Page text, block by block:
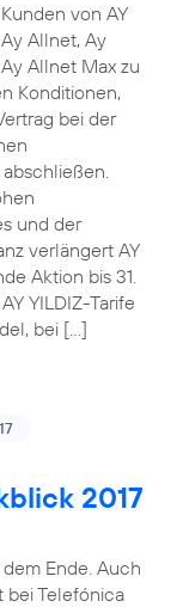
von AY
Allnet, Ay
Allnet Max zu
Konditionen,
bei der
und der
verlängert AY
Aktion bis 31.
YILDIZ-Tarife
bei […]
2017
Ende. Auch
bei Telefónica